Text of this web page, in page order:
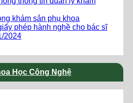
khám sản phụ khoa
phép hành nghề cho bác sĩ
2024
Học Công Nghệ